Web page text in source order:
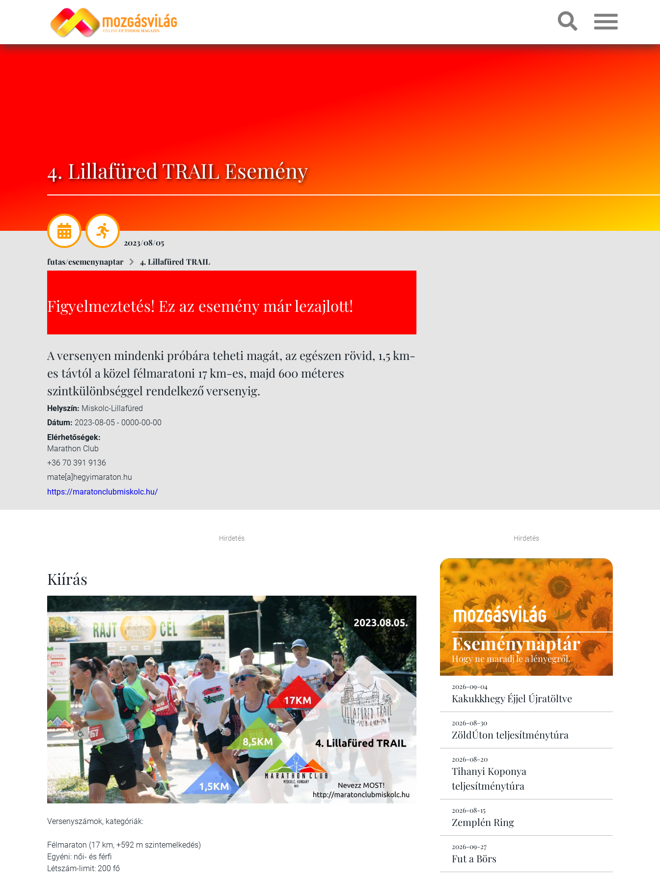
4. Lillafüred TRAIL Esemény
2023/08/05
futas/esemenynaptar
4. Lillafüred TRAIL
Figyelmeztetés! Ez az esemény már lezajlott!
A versenyen mindenki próbára teheti magát, az egészen rövid, 1,5 km-
es távtól a közel félmaratoni 17 km-es, majd 600 méteres
szintkülönbséggel rendelkező versenyig.
Helyszín: Miskolc-Lillafüred
Dátum: 2023-08-05 - 0000-00-00
Elérhetőségek:
Marathon Club
+36 70 391 9136
mate[a]hegyimaraton.hu
https://maratonclubmiskolc.hu/
Hirdetés
Kiírás
Versenyszámok, kategóriák:
Félmaraton (17 km, +592 m szintemelkedés)
Egyéni: női- és férfi
Létszám-limit: 200 fő
Hirdetés
Eseménynaptár
Hogy ne maradj le a lényegről.
2026-09-04
Kakukkhegy Éjjel Újratöltve
2026-08-30
ZöldÚton teljesítménytúra
2026-08-20
Tihanyi Koponya
teljesítménytúra
2026-08-15
Zemplén Ring
2026-09-27
Fut a Börs